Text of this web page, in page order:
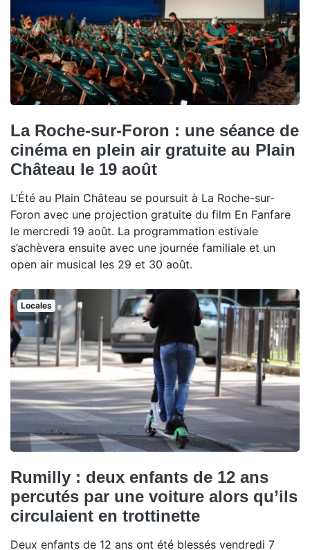
La Roche-sur-Foron : une séance de
cinéma en plein air gratuite au Plain
Château le 19 août
L’Été au Plain Château se poursuit à La Roche-sur-
Foron avec une projection gratuite du film En Fanfare
le mercredi 19 août. La programmation estivale
s’achèvera ensuite avec une journée familiale et un
open air musical les 29 et 30 août.
Locales
Rumilly : deux enfants de 12 ans
percutés par une voiture alors qu’ils
circulaient en trottinette
Deux enfants de 12 ans ont été blessés vendredi 7